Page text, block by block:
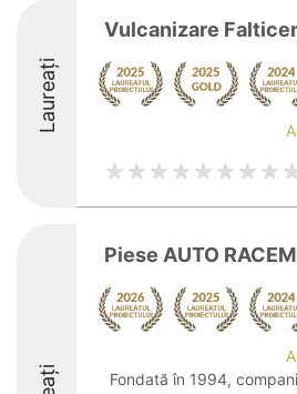
Laureați
Vulcanizare
Piese AUTO
Fondată în 1994,